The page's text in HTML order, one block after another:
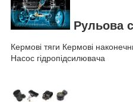
Рульова
Кермові тяги Кермові
Насос гідропідсилювача